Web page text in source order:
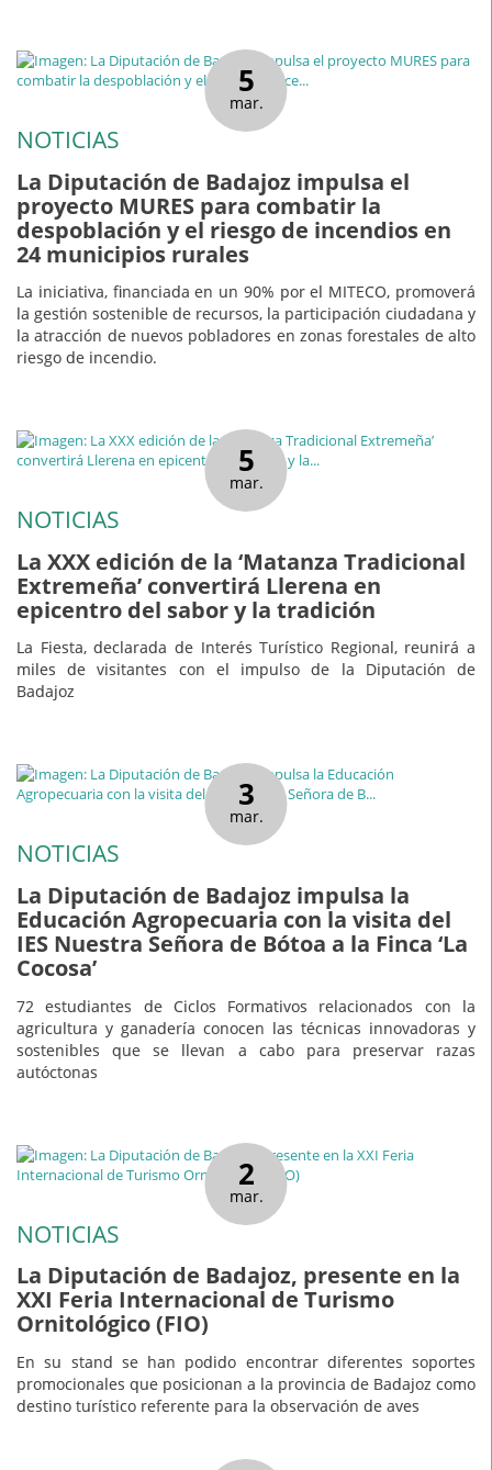
5
mar.
NOTICIAS
La Diputación de Badajoz impulsa el
proyecto MURES para combatir la
despoblación y el riesgo de incendios en
24 municipios rurales
La iniciativa, financiada en un 90% por el MITECO, promoverá
la gestión sostenible de recursos, la participación ciudadana y
la atracción de nuevos pobladores en zonas forestales de alto
riesgo de incendio.
5
mar.
NOTICIAS
La XXX edición de la ‘Matanza Tradicional
Extremeña’ convertirá Llerena en
epicentro del sabor y la tradición
La Fiesta, declarada de Interés Turístico Regional, reunirá a
miles de visitantes con el impulso de la Diputación de
Badajoz
3
mar.
NOTICIAS
La Diputación de Badajoz impulsa la
Educación Agropecuaria con la visita del
IES Nuestra Señora de Bótoa a la Finca ‘La
Cocosa’
72 estudiantes de Ciclos Formativos relacionados con la
agricultura y ganadería conocen las técnicas innovadoras y
sostenibles que se llevan a cabo para preservar razas
autóctonas
2
mar.
NOTICIAS
La Diputación de Badajoz, presente en la
XXI Feria Internacional de Turismo
Ornitológico (FIO)
En su stand se han podido encontrar diferentes soportes
promocionales que posicionan a la provincia de Badajoz como
destino turístico referente para la observación de aves